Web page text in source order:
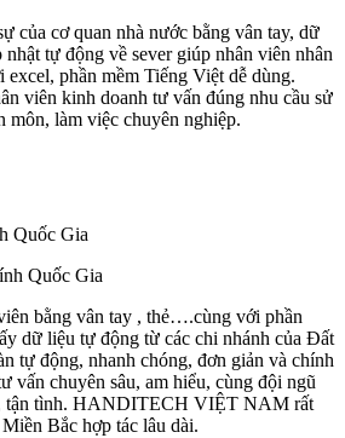
của cơ quan nhà nước bằng vân tay, dữ
nhật tự động về sever giúp nhân viên nhân
excel, phần mềm Tiếng Việt dễ dùng.
viên kinh doanh tư vấn đúng nhu cầu sử
môn, làm việc chuyên nghiệp.
Quốc Gia
Quốc Gia
bằng vân tay , thẻ….cùng với phần
dữ liệu tự động từ các chi nhánh của Đất
tự động, nhanh chóng, đơn giản và chính
vấn chuyên sâu, am hiểu, cùng đội ngũ
tận tình. HANDITECH VIỆT NAM rất
Bắc hợp tác lâu dài.